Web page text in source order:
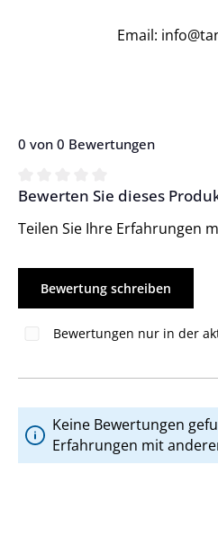
Email:
0 von 0 Bewertungen
Durchschnittliche Bewertung
Bewerten Sie dieses
Teilen Sie Ihre Erfahrungen
Bewertung schreiben
Bewertungen nur in der
Keine Bewertungen
Erfahrungen mit